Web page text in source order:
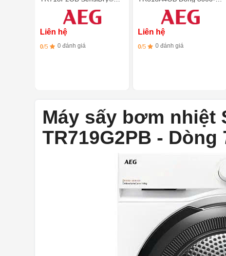
Liên hệ
0/5 0 đánh giá
Liên hệ
0/5 0 đánh giá
Máy sấy bơm nhiệt
TR719G2PB -